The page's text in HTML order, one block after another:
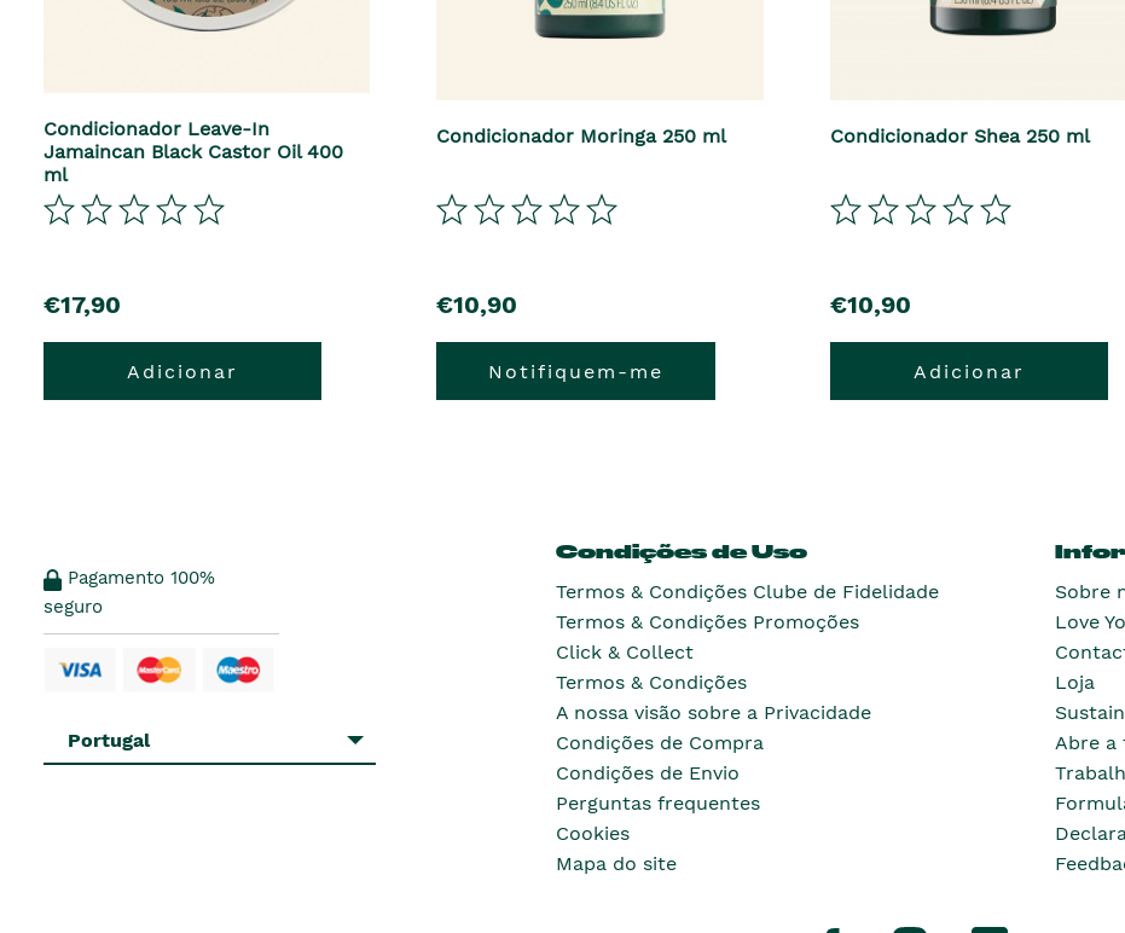
Condicionador Leave-In
Jamaincan Black Castor Oil 400
ml
€17,90
Adicionar
Condicionador Moringa 250 ml
€10,90
Notifiquem-me
Condicionador Shea 250 ml
€10,90
Adicionar
Pagamento 100%
seguro
Portugal
Condições de Uso
Termos & Condições Clube de Fidelidade
Termos & Condições Promoções
Click & Collect
Termos & Condições
A nossa visão sobre a Privacidade
Condições de Compra
Condições de Envio
Perguntas frequentes
Cookies
Mapa do site
Sobre
Love
Loja
Abre a